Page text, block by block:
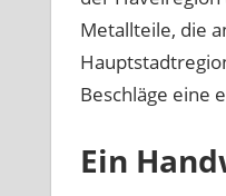
Metallteile, die
Beschläge eine
Ein